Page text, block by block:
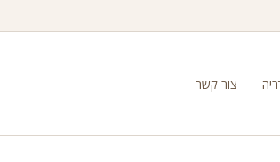
צור קשר